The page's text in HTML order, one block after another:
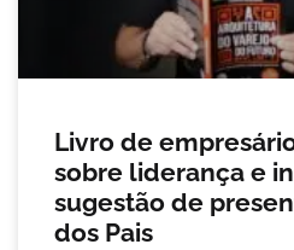
Livro de
sobre liderança e
sugestão de
dos Pais